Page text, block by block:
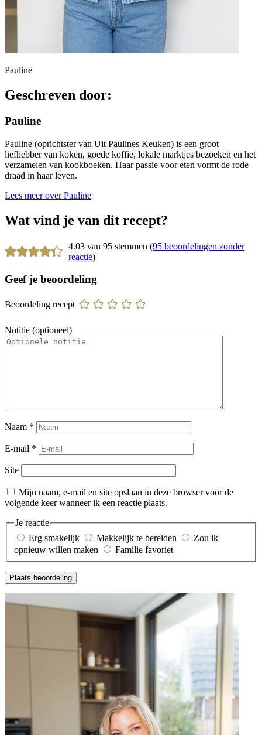
Pauline
Geschreven door:
Pauline
Pauline (oprichtster van Uit Paulines Keuken) is een groot
liefhebber van koken, goede koffie, lokale marktjes bezoeken en het
verzamelen van kookboeken. Haar passie voor eten vormt de rode
draad in haar leven.
Lees meer over Pauline
Wat vind je van dit recept?
4.03 van 95 stemmen (95 beoordelingen zonder
reactie)
Geef je beoordeling
Beoordeling recept
Notitie (optioneel)
Naam *
E-mail *
Site
Mijn naam, e-mail en site opslaan in deze browser voor de
volgende keer wanneer ik een reactie plaats.
Je reactie
Erg smakelijk
Makkelijk te bereiden
Zou ik
opnieuw willen maken
Familie favoriet
Plaats beoordeling